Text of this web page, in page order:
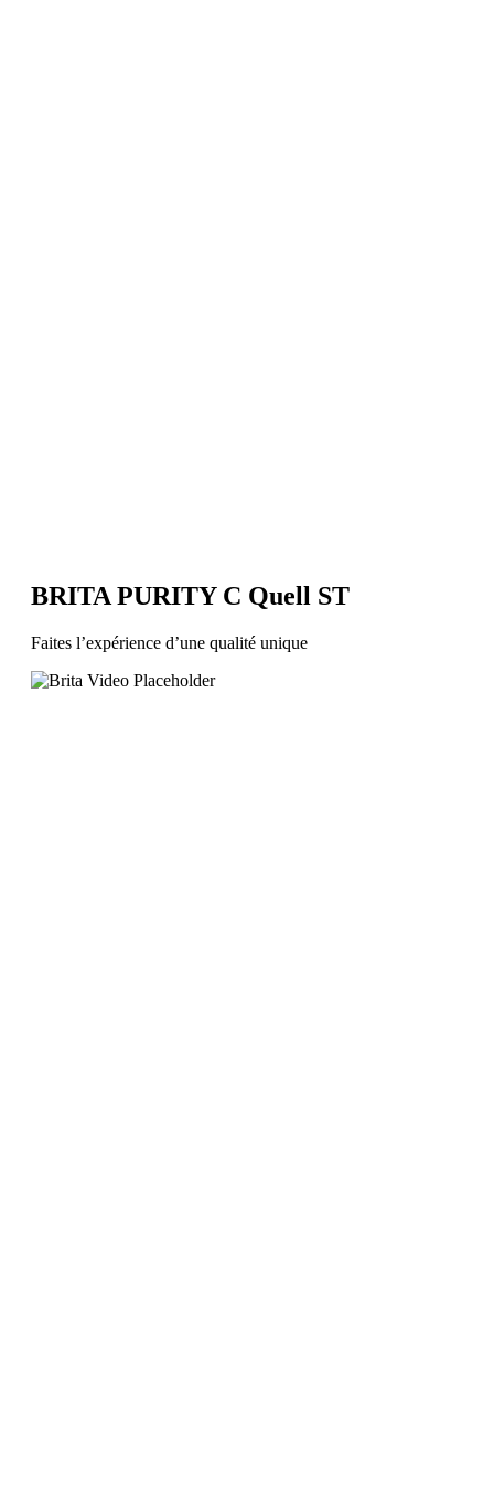
BRITA PURITY C Quell ST
Faites l’expérience d’une qualité unique